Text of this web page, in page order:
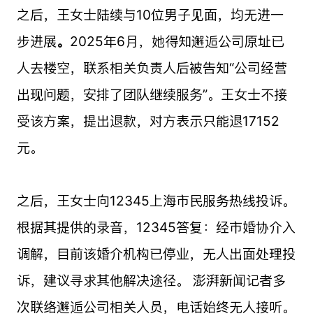
之后，王女士陆续与10位男子见面，均无进一
步进展。 2025年6月，她得知邂逅公司原址已
人去楼空，联系相关负责人后被告知“公司经营
出现问题，安排了团队继续服务”。王女士不接
受该方案，提出退款，对方表示只能退17152
元。
之后，王女士向12345上海市民服务热线投诉。
根据其提供的录音，12345答复：经市婚协介入
调解，目前该婚介机构已停业，无人出面处理投
诉，建议寻求其他解决途径。 澎湃新闻记者多
次联络邂逅公司相关人员，电话始终无人接听。